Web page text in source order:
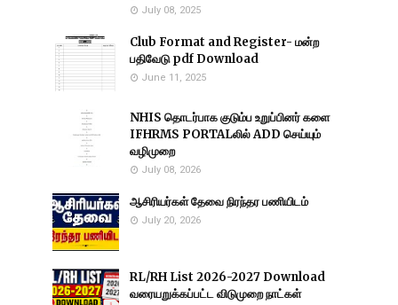
July 08, 2025
Club Format and Register- மன்ற
பதிவேடு pdf Download
June 11, 2025
NHIS தொடர்பாக குடும்ப உறுப்பினர் களை
IFHRMS PORTALலில் ADD செய்யும்
வழிமுறை
July 08, 2026
ஆசிரியர்கள் தேவை நிரந்தர பணியிடம்
July 20, 2026
RL/RH List 2026-2027 Download
வரையறுக்கப்பட்ட விடுமுறை நாட்கள்